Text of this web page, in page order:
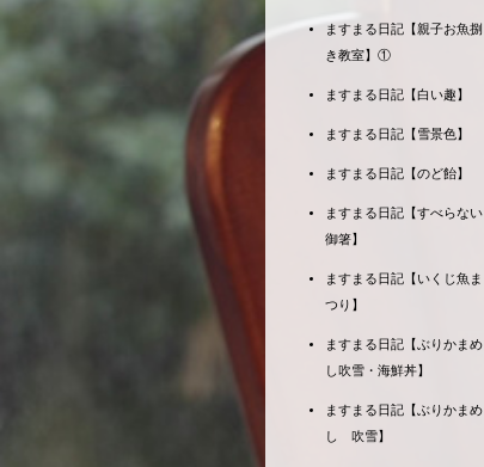
ますまる日記【親子お魚捌
き教室】①
ますまる日記【白い趣】
ますまる日記【雪景色】
ますまる日記【のど飴】
ますまる日記【すべらない
御箸】
ますまる日記【いくじ魚ま
つり】
ますまる日記【ぶりかまめ
し吹雪・海鮮丼】
ますまる日記【ぶりかまめ
し 吹雪】